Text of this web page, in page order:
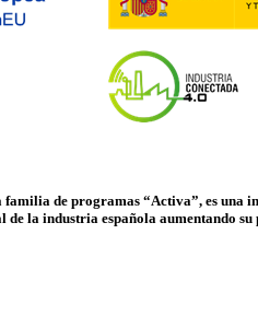
familia de programas “Activa”, es
la industria española aumentando